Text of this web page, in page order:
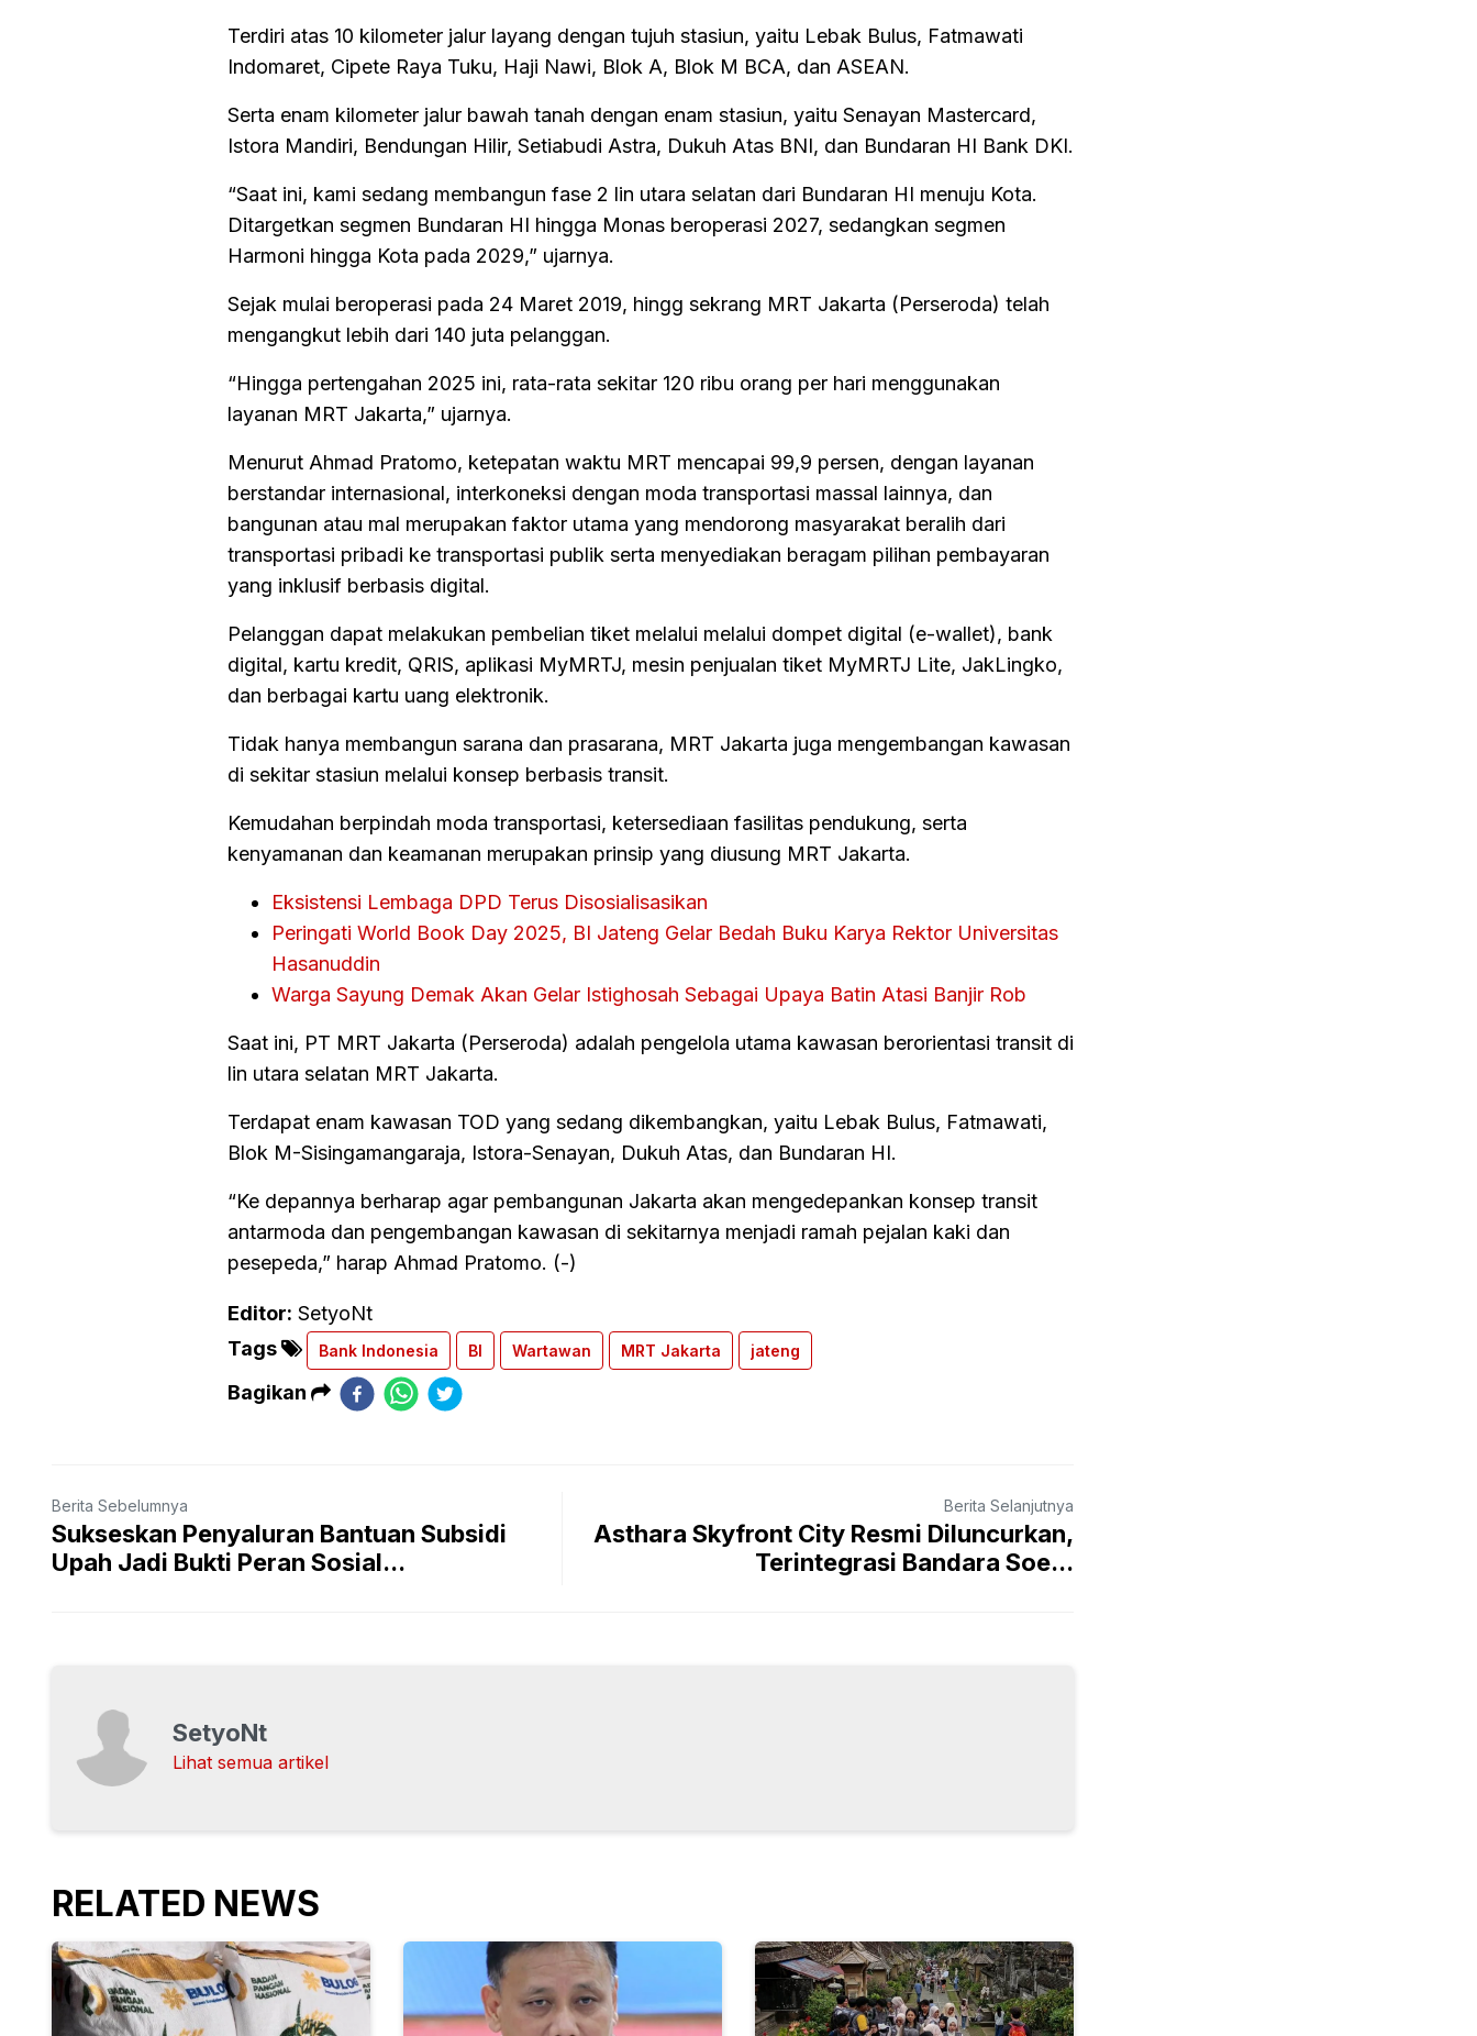
Terdiri atas 10 kilometer jalur layang dengan tujuh stasiun, yaitu Lebak Bulus, Fatmawati
Indomaret, Cipete Raya Tuku, Haji Nawi, Blok A, Blok M BCA, dan ASEAN.
Serta enam kilometer jalur bawah tanah dengan enam stasiun, yaitu Senayan Mastercard,
Istora Mandiri, Bendungan Hilir, Setiabudi Astra, Dukuh Atas BNI, dan Bundaran HI Bank DKI.
“Saat ini, kami sedang membangun fase 2 lin utara selatan dari Bundaran HI menuju Kota.
Ditargetkan segmen Bundaran HI hingga Monas beroperasi 2027, sedangkan segmen
Harmoni hingga Kota pada 2029,” ujarnya.
Sejak mulai beroperasi pada 24 Maret 2019, hingg sekrang MRT Jakarta (Perseroda) telah
mengangkut lebih dari 140 juta pelanggan.
“Hingga pertengahan 2025 ini, rata-rata sekitar 120 ribu orang per hari menggunakan
layanan MRT Jakarta,” ujarnya.
Menurut Ahmad Pratomo, ketepatan waktu MRT mencapai 99,9 persen, dengan layanan
berstandar internasional, interkoneksi dengan moda transportasi massal lainnya, dan
bangunan atau mal merupakan faktor utama yang mendorong masyarakat beralih dari
transportasi pribadi ke transportasi publik serta menyediakan beragam pilihan pembayaran
yang inklusif berbasis digital.
Pelanggan dapat melakukan pembelian tiket melalui melalui dompet digital (e-wallet), bank
digital, kartu kredit, QRIS, aplikasi MyMRTJ, mesin penjualan tiket MyMRTJ Lite, JakLingko,
dan berbagai kartu uang elektronik.
Tidak hanya membangun sarana dan prasarana, MRT Jakarta juga mengembangan kawasan
di sekitar stasiun melalui konsep berbasis transit.
Kemudahan berpindah moda transportasi, ketersediaan fasilitas pendukung, serta
kenyamanan dan keamanan merupakan prinsip yang diusung MRT Jakarta.
Eksistensi Lembaga DPD Terus Disosialisasikan
Peringati World Book Day 2025, BI Jateng Gelar Bedah Buku Karya Rektor Universitas
Hasanuddin
Warga Sayung Demak Akan Gelar Istighosah Sebagai Upaya Batin Atasi Banjir Rob
Saat ini, PT MRT Jakarta (Perseroda) adalah pengelola utama kawasan berorientasi transit di
lin utara selatan MRT Jakarta.
Terdapat enam kawasan TOD yang sedang dikembangkan, yaitu Lebak Bulus, Fatmawati,
Blok M-Sisingamangaraja, Istora-Senayan, Dukuh Atas, dan Bundaran HI.
“Ke depannya berharap agar pembangunan Jakarta akan mengedepankan konsep transit
antarmoda dan pengembangan kawasan di sekitarnya menjadi ramah pejalan kaki dan
pesepeda,” harap Ahmad Pratomo. (-)
Editor: SetyoNt
Tags
Bank Indonesia BI Wartawan MRT Jakarta jateng
Bagikan
Berita Sebelumnya
Sukseskan Penyaluran Bantuan Subsidi
Upah Jadi Bukti Peran Sosial...
Berita Selanjutnya
Asthara Skyfront City Resmi Diluncurkan,
Terintegrasi Bandara Soe...
SetyoNt
Lihat semua artikel
RELATED NEWS